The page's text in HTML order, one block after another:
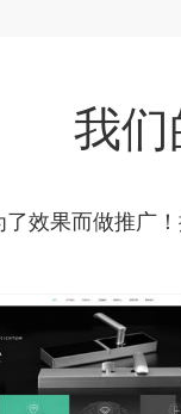
我们
效果而做推广